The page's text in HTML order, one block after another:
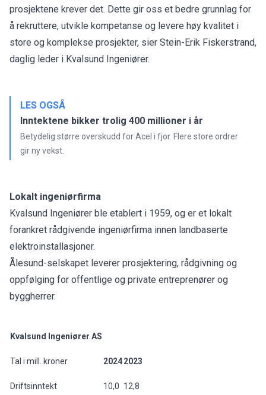
prosjektene krever det. Dette gir oss et bedre grunnlag for
å rekruttere, utvikle kompetanse og levere høy kvalitet i
store og komplekse prosjekter, sier Stein-Erik Fiskerstrand,
daglig leder i Kvalsund Ingeniører.
LES OGSÅ
Inntektene bikker trolig 400 millioner i år
Betydelig større overskudd for Acel i fjor. Flere store ordrer
gir ny vekst.
Lokalt ingeniørfirma
Kvalsund Ingeniører ble etablert i 1959, og er et lokalt
forankret rådgivende ingeniørfirma innen landbaserte
elektroinstallasjoner.
Ålesund-selskapet leverer prosjektering, rådgivning og
oppfølging for offentlige og private entreprenører og
byggherrer.
Kvalsund Ingeniører AS
Tal i mill. kroner 20242023
Driftsinntekt 10,0 12,8